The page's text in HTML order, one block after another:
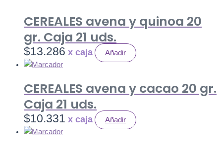
CEREALES avena y quinoa 20
gr. Caja 21 uds.
$13.286 Añadir
CEREALES avena y cacao 20 gr.
Caja 21 uds.
$10.331 Añadir